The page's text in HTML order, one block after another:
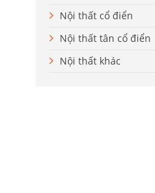
Nội thất cổ điển
Nội thất tân cổ điển
Nội thất khác